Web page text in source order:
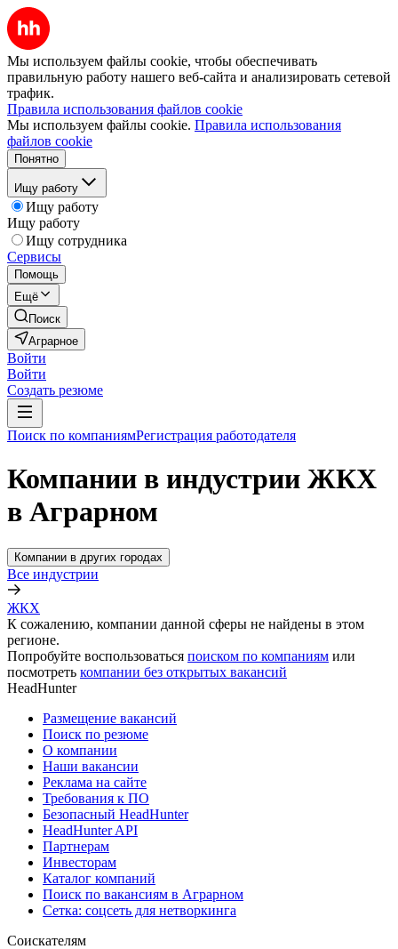
Мы используем файлы cookie, чтобы обеспечивать
правильную работу нашего веб-сайта и анализировать сетевой
трафик.
Правила использования файлов cookie
Мы используем файлы cookie. Правила использования
файлов cookie
Понятно
Ищу работу
Ищу работу
Ищу работу
Ищу сотрудника
Сервисы
Помощь
Ещё
Поиск
Аграрное
Войти
Войти
Создать резюме
Поиск по компаниямРегистрация работодателя
Компании в индустрии ЖКХ
в Аграрном
Компании в других городах
Все индустрии
ЖКХ
К сожалению, компании данной сферы не найдены в этом
регионе.
Попробуйте воспользоваться поиском по компаниям или
посмотреть компании без открытых вакансий
HeadHunter
Размещение вакансий
Поиск по резюме
О компании
Наши вакансии
Реклама на сайте
Требования к ПО
Безопасный HeadHunter
HeadHunter API
Партнерам
Инвесторам
Каталог компаний
Поиск по вакансиям в Аграрном
Сетка: соцсеть для нетворкинга
Соискателям